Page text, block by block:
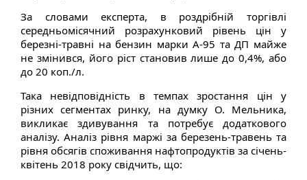
За словами експерта, в роздрібній торгівлі
середньомісячний розрахунковий рівень цін у
березні-травні на бензин марки А-95 та ДП майже
не змінився, його ріст становив лише до 0,4%, або
до 20 коп./л.
Така невідповідність в темпах зростання цін у
різних сегментах ринку, на думку О. Мельника,
викликає здивування та потребує додаткового
аналізу. Аналіз рівня маржі за березень-травень та
рівня обсягів споживання нафтопродуктів за січень-
квітень 2018 року свідчить, що: